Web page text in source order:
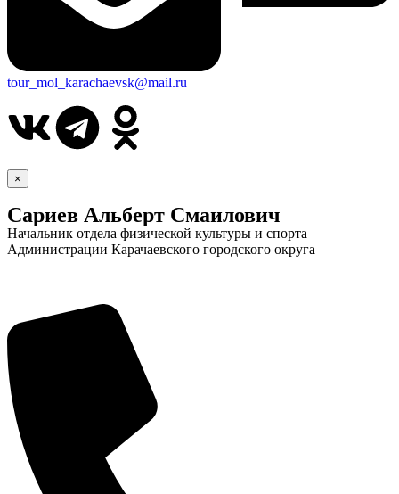
tour_mol_karachaevsk@mail.ru
×
Сариев Альберт Смаилович
Начальник отдела физической культуры и спорта
Администрации Карачаевского городского округа